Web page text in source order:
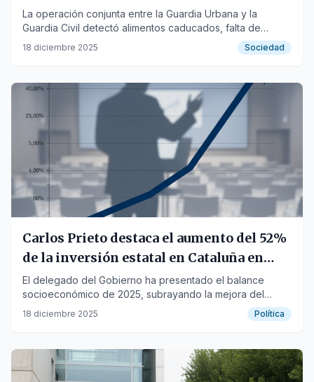
administrativas en un supermercado
La operación conjunta entre la Guardia Urbana y la
Guardia Civil detectó alimentos caducados, falta de
trazabilidad y venta sin licencia.
18 diciembre 2025 Sociedad
Carlos Prieto destaca el aumento del 52%
de la inversión estatal en Cataluña en
siete años
El delegado del Gobierno ha presentado el balance
socioeconómico de 2025, subrayando la mejora del
empleo y el incremento de las pensiones.
18 diciembre 2025 Política